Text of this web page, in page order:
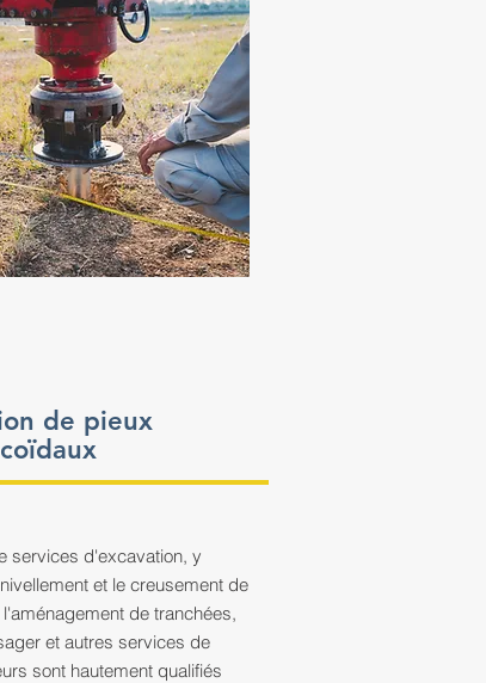
de pieux
services d'excavation, y
et le creusement de
de tranchées,
et autres services de
sont hautement qualifiés